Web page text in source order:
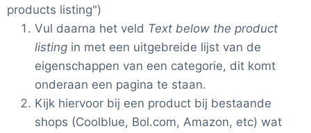
products listing")
Vul daarna het veld Text below the product
listing in met een uitgebreide lijst van de
eigenschappen van een categorie, dit komt
onderaan een pagina te staan.
Kijk hiervoor bij een product bij bestaande
shops (Coolblue, Bol.com, Amazon, etc) wat